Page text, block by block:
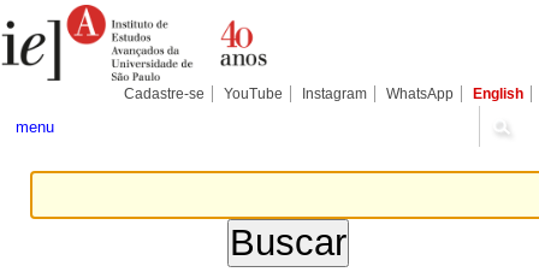
para
conteúdo.
Pessoais
Cadastre-se YouTube Instagram WhatsApp English
menu